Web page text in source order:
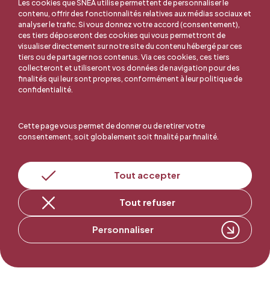
Les cookies que SNEA utilise permettent de personnaliser le
contenu, offrir des fonctionnalités relatives aux médias sociaux et
analyser le trafic. Si vous donnez votre accord (consentement),
ces tiers déposeront des cookies qui vous permettront de
visualiser directement sur notre site du contenu hébergé par ces
tiers ou de partager nos contenus. Via ces cookies, ces tiers
collecteront et utiliseront vos données de navigation pour des
finalités qui leur sont propres, conformément à leur politique de
confidentialité.
Cette page vous permet de donner ou de retirer votre
consentement, soit globalement soit finalité par finalité.
Tout accepter
Tout refuser
Personnaliser
En ligne, c'est facile !
Adhérer au SNEA